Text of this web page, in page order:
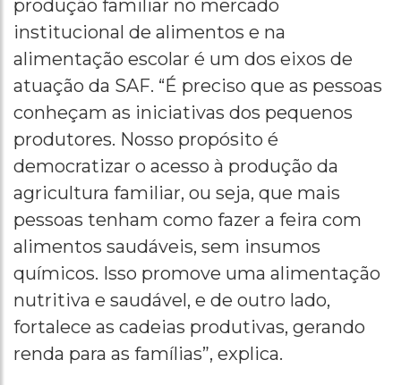
produção familiar no mercado
institucional de alimentos e na
alimentação escolar é um dos eixos de
atuação da SAF. “É preciso que as pessoas
conheçam as iniciativas dos pequenos
produtores. Nosso propósito é
democratizar o acesso à produção da
agricultura familiar, ou seja, que mais
pessoas tenham como fazer a feira com
alimentos saudáveis, sem insumos
químicos. Isso promove uma alimentação
nutritiva e saudável, e de outro lado,
fortalece as cadeias produtivas, gerando
renda para as famílias”, explica.